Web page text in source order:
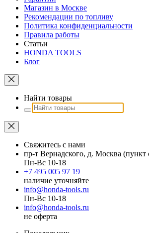
Магазин в Москве
Рекомендации по топливу
Политика конфиденциальности
Правила работы
Статьи
HONDA TOOLS
Блог
Найти товары
Свяжитесь с нами
пр-т Вернадского, д. Москва (пункт
Пн-Вс 10-18
+7 495 005 97 19
наличие уточняйте
info@honda-tools.ru
Пн-Вс 10-18
info@honda-tools.ru
не оферта